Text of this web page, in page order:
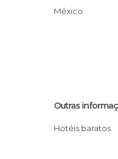
México
Outras
Hotéis baratos